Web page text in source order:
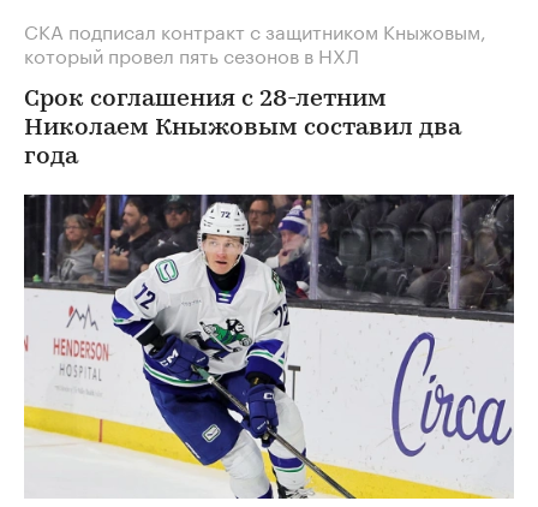
СКА подписал контракт с защитником Кныжовым,
который провел пять сезонов в НХЛ
Срок соглашения с 28-летним
Николаем Кныжовым составил два
года